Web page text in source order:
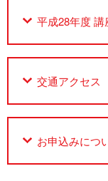
平成28年度
交通アクセス
お申込みにつ